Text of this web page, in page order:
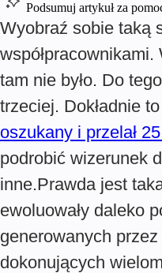
Podsumuj artykuł za
Wyobraź sobie taką
tam nie było. Do
trzeciej. Dokładnie
oszukany i przelał
podrobić wizerunek
inne.Prawda jest
ewoluowały daleko
generowanych
dokonujących